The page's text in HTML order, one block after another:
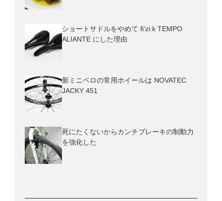
ショートサドルをやめて fi’zi:k TEMPO
ALIANTE にした理由
新ミニベロの常用ホイールは NOVATEC
JACKY 451
死にたくないからカンチブレーキの制動力
を強化した